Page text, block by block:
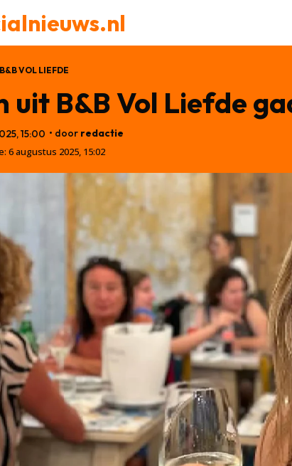
B&B VOL LIEFDE
uit B&B Vol Liefde
15:00 • door redactie
6 augustus 2025, 15:02